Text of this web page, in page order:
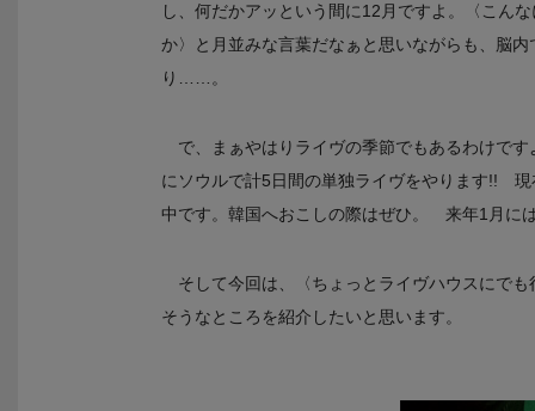
し、何だかアッという間に12月ですよ。〈こん
か〉と月並みな言葉だなぁと思いながらも、脳
り……。
で、まぁやはりライヴの季節でもあるわけで
にソウルで計5日間の単独ライヴをやります!!
中です。韓国へおこしの際はぜひ。 来年1月に
そして今回は、〈ちょっとライヴハウスにで
そうなところを紹介したいと思います。